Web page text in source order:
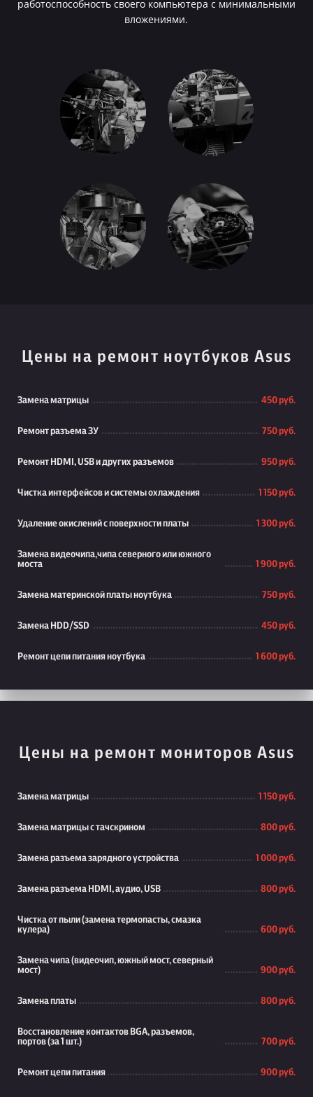
работоспособность своего компьютера с минимальными
вложениями.
Цены на ремонт ноутбуков Asus
Замена матрицы 450 руб.
Ремонт разъема ЗУ 750 руб.
Ремонт HDMI, USB и других разъемов 950 руб.
Чистка интерфейсов и системы охлаждения 1 150 руб.
Удаление окислений с поверхности платы 1 300 руб.
Замена видеочипа,чипа северного или южного
моста
1 900 руб.
Замена материнской платы ноутбука 750 руб.
Замена HDD/SSD 450 руб.
Ремонт цепи питания ноутбука 1 600 руб.
Цены на ремонт мониторов Asus
Замена матрицы 1 150 руб.
Замена матрицы с тачскрином 800 руб.
Замена разъема зарядного устройства 1 000 руб.
Замена разъема HDMI, аудио, USB 800 руб.
Чистка от пыли (замена термопасты, смазка
кулера)
600 руб.
Замена чипа (видеочип, южный мост, северный
мост)
900 руб.
Замена платы 800 руб.
Восстановление контактов BGA, разъемов,
портов (за 1 шт.)
700 руб.
Ремонт цепи питания 900 руб.